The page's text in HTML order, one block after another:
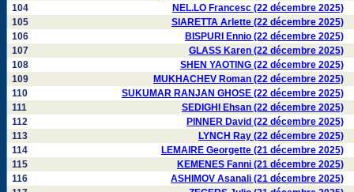
104
NEL.LO Francesc (22 décembre 2025)
105
SIARETTA Arlette (22 décembre 2025)
106
BISPURI Ennio (22 décembre 2025)
107
GLASS Karen (22 décembre 2025)
108
SHEN YAOTING (22 décembre 2025)
109
MUKHACHEV Roman (22 décembre 2025)
110
SUKUMAR RANJAN GHOSE (22 décembre 2025)
111
SEDIGHI Ehsan (22 décembre 2025)
112
PINNER David (22 décembre 2025)
113
LYNCH Ray (22 décembre 2025)
114
LEMAIRE Georgette (21 décembre 2025)
115
KEMENES Fanni (21 décembre 2025)
116
ASHIMOV Asanali (21 décembre 2025)